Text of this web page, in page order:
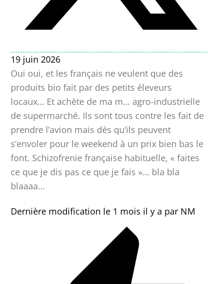
19 juin 2026
Oui oui, et les français ne veulent que des
produits bio fait par des petits éleveurs
locaux… Et achète de ma m… agro-industrielle
de supermarché. Ils sont tous contre les fait de
prendre l’avion mais dés qu’ils peuvent
s’envoler pour le weekend à un prix bien bas le
font. Schizofrenie française habituelle, « faites
ce que je dis pas ce que je fais »… bla bla
blaaaa…
Dernière modification le 1 mois il y a par NM